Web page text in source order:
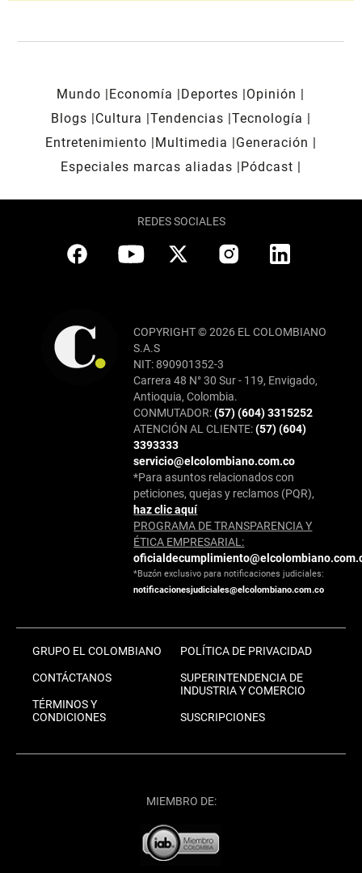
Mundo Economía Deportes
Opinión
Blogs
Cultura Tendencias Tecnología
Entretenimiento
Multimedia
Generación
Especiales marcas aliadas
Pódcast
REDES SOCIALES
COPYRIGHT © 2026 EL COLOMBIANO
S.A.S
NIT: 890901352-3
Carrera 48 N° 30 Sur - 119, Envigado,
Antioquia, Colombia.
CONMUTADOR:(57) (604) 3315252
ATENCIÓN AL CLIENTE:(57) (604)
3393333
servicio@elcolombiano.com.co
*Para asuntos relacionados con
peticiones, quejas y reclamos (PQR),
haz clic aquí
PROGRAMA DE TRANSPARENCIA Y
ÉTICA EMPRESARIAL:
*Buzón exclusivo para notificaciones judiciales:
notificacionesjudiciales@elcolombiano.com.co
GRUPO EL COLOMBIANO
CONTÁCTANOS
TÉRMINOS Y
CONDICIONES
POLÍTICA DE PRIVACIDAD
SUPERINTENDENCIA DE
INDUSTRIA Y COMERCIO
SUSCRIPCIONES
MIEMBRO DE: